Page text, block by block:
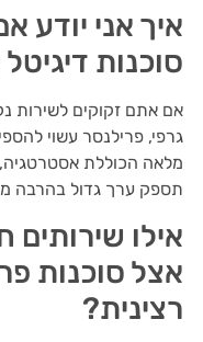
איך אני יודע
סוכנות
אם אתם זקוקים לשירות
גרפי, פרילנסר עשוי
תספק ערך גדול בהרבה
אילו שירותים
אצל סוכנות
רצינית?